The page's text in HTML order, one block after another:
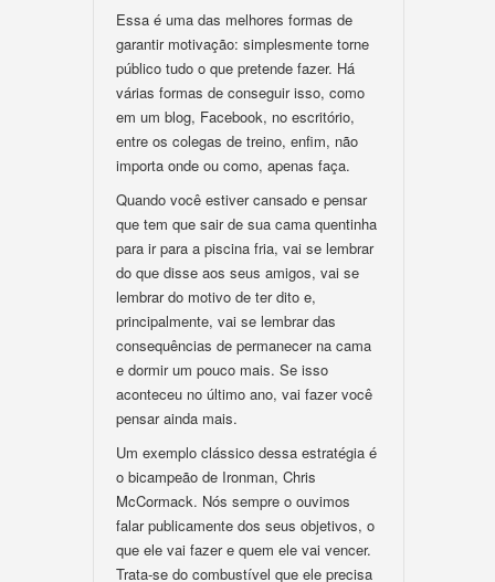
Essa é uma das melhores formas de
garantir motivação: simplesmente torne
público tudo o que pretende fazer. Há
várias formas de conseguir isso, como
em um blog, Facebook, no escritório,
entre os colegas de treino, enfim, não
importa onde ou como, apenas faça.
Quando você estiver cansado e pensar
que tem que sair de sua cama quentinha
para ir para a piscina fria, vai se lembrar
do que disse aos seus amigos, vai se
lembrar do motivo de ter dito e,
principalmente, vai se lembrar das
consequências de permanecer na cama
e dormir um pouco mais. Se isso
aconteceu no último ano, vai fazer você
pensar ainda mais.
Um exemplo clássico dessa estratégia é
o bicampeão de Ironman, Chris
McCormack. Nós sempre o ouvimos
falar publicamente dos seus objetivos, o
que ele vai fazer e quem ele vai vencer.
Trata-se do combustível que ele precisa